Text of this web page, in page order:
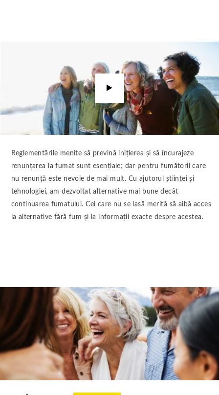
Rulează
video
Reglementările menite să prevină inițierea și să încurajeze
renunțarea la fumat sunt esențiale; dar pentru fumătorii care
nu renunță este nevoie de mai mult. Cu ajutorul științei și
tehnologiei, am dezvoltat alternative mai bune decât
continuarea fumatului. Cei care nu se lasă merită să aibă acces
la alternative fără fum și la informații exacte despre acestea.